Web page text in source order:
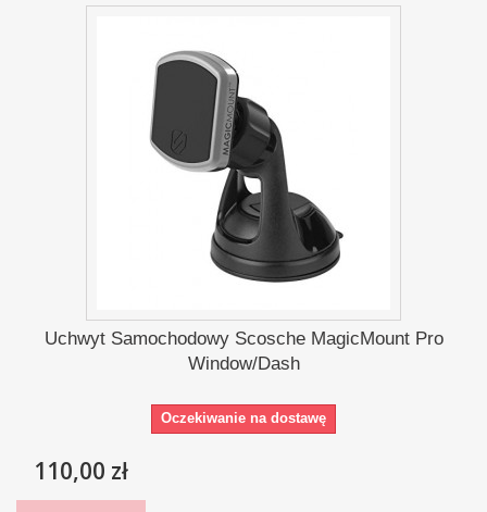
Uchwyt Samochodowy Scosche MagicMount Pro
Window/Dash
Oczekiwanie na dostawę
110,00 zł